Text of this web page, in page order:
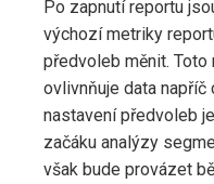
Po zapnutí reportu
výchozí metriky
předvoleb měnit.
ovlivnňuje data
nastavení předvoleb
začáku analýzy
však bude provázet